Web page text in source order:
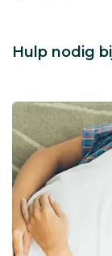
Hulp nodig